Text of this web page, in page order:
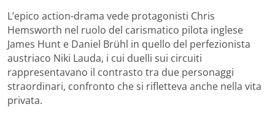
L’epico action-drama vede protagonisti Chris
Hemsworth nel ruolo del carismatico pilota inglese
James Hunt e Daniel Brühl in quello del perfezionista
austriaco Niki Lauda, i cui duelli sui circuiti
rappresentavano il contrasto tra due personaggi
straordinari, confronto che si rifletteva anche nella vita
privata.